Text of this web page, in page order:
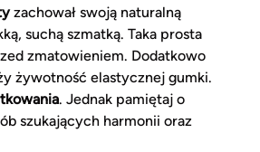
zachował swoją naturalną
suchą szmatką. Taka prosta
zmatowieniem. Dodatkowo
żywotność elastycznej gumki.
. Jednak pamiętaj o
szukających harmonii oraz